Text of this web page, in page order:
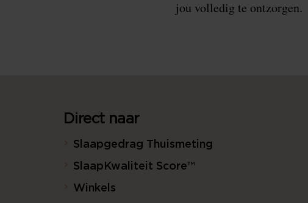
jou volledig te ontzorgen.
Direct naar
Slaapgedrag Thuismeting
SlaapKwaliteit Score™
Winkels